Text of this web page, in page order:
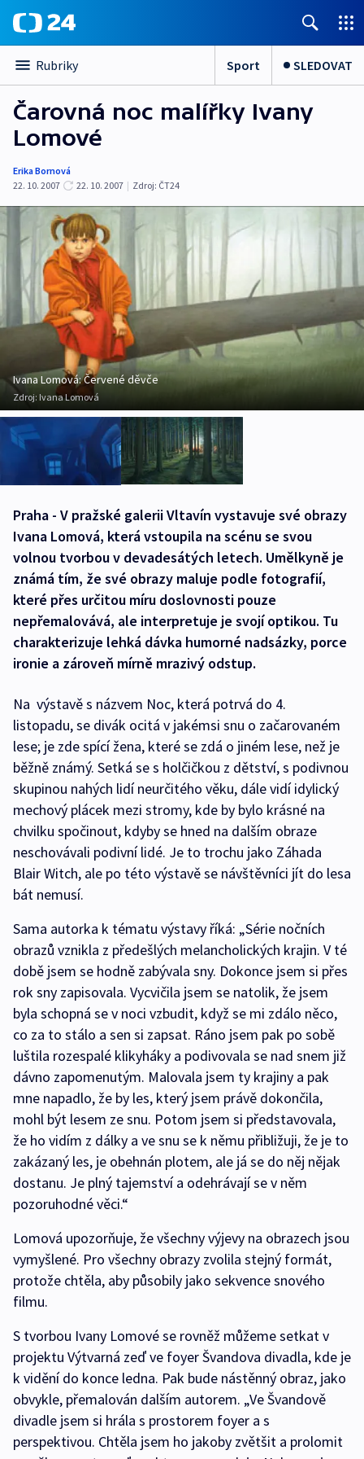
Rubriky Sport SLEDOVAT
Čarovná noc malířky Ivany
Lomové
Erika Bornová
22. 10. 2007
22. 10. 2007 | Zdroj: ČT24
Ivana Lomová: Červené děvče
Zdroj: Ivana Lomová
Praha - V pražské galerii Vltavín vystavuje své obrazy
Ivana Lomová, která vstoupila na scénu se svou
volnou tvorbou v devadesátých letech. Umělkyně je
známá tím, že své obrazy maluje podle fotografií,
které přes určitou míru doslovnosti pouze
nepřemalovává, ale interpretuje je svojí optikou. Tu
charakterizuje lehká dávka humorné nadsázky, porce
ironie a zároveň mírně mrazivý odstup.
Na výstavě s názvem Noc, která potrvá do 4.
listopadu, se divák ocitá v jakémsi snu o začarovaném
lese; je zde spící žena, které se zdá o jiném lese, než je
běžně známý. Setká se s holčičkou z dětství, s podivnou
skupinou nahých lidí neurčitého věku, dále vidí idylický
mechový plácek mezi stromy, kde by bylo krásné na
chvilku spočinout, kdyby se hned na dalším obraze
neschovávali podivní lidé. Je to trochu jako Záhada
Blair Witch, ale po této výstavě se návštěvníci jít do lesa
bát nemusí.
Sama autorka k tématu výstavy říká: „Série nočních
obrazů vznikla z předešlých melancholických krajin. V té
době jsem se hodně zabývala sny. Dokonce jsem si přes
rok sny zapisovala. Vycvičila jsem se natolik, že jsem
byla schopná se v noci vzbudit, když se mi zdálo něco,
co za to stálo a sen si zapsat. Ráno jsem pak po sobě
luštila rozespalé klikyháky a podivovala se nad snem již
dávno zapomenutým. Malovala jsem ty krajiny a pak
mne napadlo, že by les, který jsem právě dokončila,
mohl být lesem ze snu. Potom jsem si představovala,
že ho vidím z dálky a ve snu se k němu přibližuji, že je to
zakázaný les, je obehnán plotem, ale já se do něj nějak
dostanu. Je plný tajemství a odehrávají se v něm
pozoruhodné věci.“
Lomová upozorňuje, že všechny výjevy na obrazech jsou
vymyšlené. Pro všechny obrazy zvolila stejný formát,
protože chtěla, aby působily jako sekvence snového
filmu.
S tvorbou Ivany Lomové se rovněž můžeme setkat v
projektu Výtvarná zeď ve foyer Švandova divadla, kde je
k vidění do konce ledna. Pak bude nástěnný obraz, jako
obvykle, přemalován dalším autorem. „Ve Švandově
divadle jsem si hrála s prostorem foyer a s
perspektivou. Chtěla jsem ho jakoby zvětšit a prolomit